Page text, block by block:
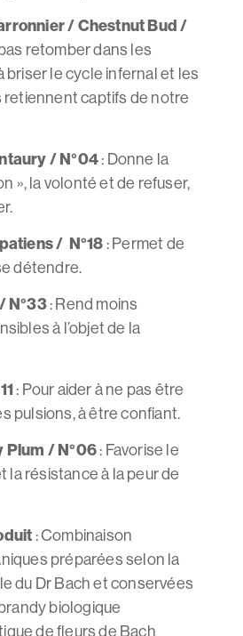
/ Chestnut Bud /
retomber dans les
briser le cycle infernal et les
retiennent captifs de notre
/ N°04: Donne la
», la volonté et de refuser,
/ N°18: Permet de
détendre.
N°33: Rend moins
à l’objet de la
: Pour aider à ne pas être
pulsions, à être confiant.
Plum / N°06: Favorise le
la résistance à la peur de
: Combinaison
préparées selon la
du Dr Bach et conservées
biologique
de fleurs de Bach